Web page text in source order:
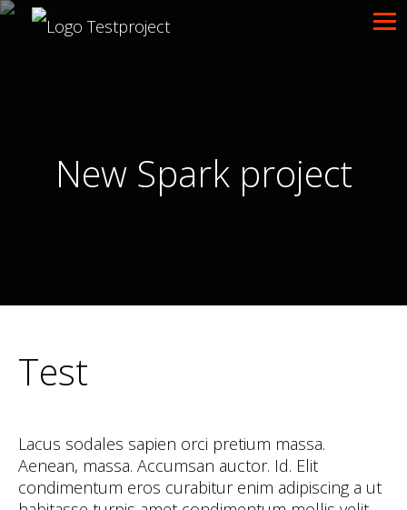
New Spark project
Test
Lacus sodales sapien orci pretium massa.
Aenean, massa. Accumsan auctor. Id. Elit
condimentum eros curabitur enim adipiscing a ut